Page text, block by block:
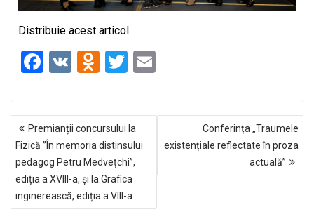
Distribuie acest articol
F
b
o
o
k
V
O
o
kl
a
ss
T
er
NAVIGARE
ÎN
ARTICOLE
Premianții concursului la
Fizică ”În memoria distinsului
pedagog Petru Medvețchi”,
ediția a XVIII-a, și la Grafica
inginerească, ediția a VIII-a
Conferința „Traumele
existențiale reflectate în proza
actuală”